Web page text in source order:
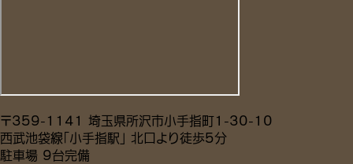
〒359-1141 埼玉県所沢市小手指町1-30-10
西武池袋線「小手指駅」 北口より徒歩5分
駐車場 9台完備